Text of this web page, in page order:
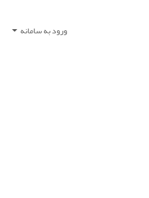
ورود به سامانه